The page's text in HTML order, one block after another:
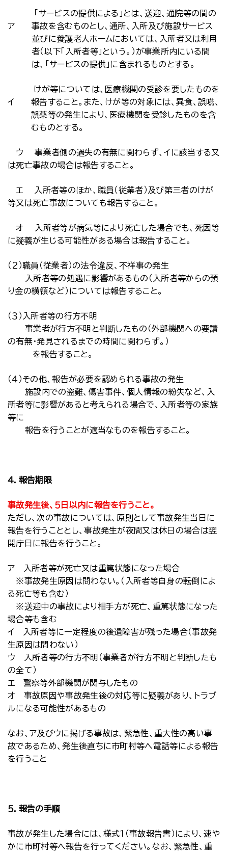
ア
「サービスの提供による」とは、送迎、通院等の間の
事故を含むものとし、通所、入所及び施設サービス
並びに養護老人ホームにおいては、入所者又は利用
者（以下「入所者等」という。）が事業所内にいる間
は、「サービスの提供」に含まれるものとする。
イ
けが等については、医療機関の受診を要したものを
報告すること。また、けが等の対象には、異食、誤嚥、
誤薬等の発生により、医療機関を受診したものを含
むものとする。
ウ 事業者側の過失の有無に関わらず、イに該当する又
は死亡事故の場合は報告すること。
エ 入所者等のほか、職員（従業者）及び第三者のけが
等又は死亡事故についても報告すること。
オ 入所者等が病気等により死亡した場合でも、死因等
に疑義が生じる可能性がある場合は報告すること。
（２）職員（従業者）の法令違反、不祥事の発生
入所者等の処遇に影響があるもの（入所者等からの預
り金の横領など）については報告すること。
（３）入所者等の行方不明
事業者が行方不明と判断したもの（外部機関への要請
の有無・発見されるまでの時間に関わらず。）
を報告すること。
（４）その他、報告が必要を認められる事故の発生
施設内での盗難、傷害事件、個人情報の紛失など、入
所者等に影響があると考えられる場合で、入所者等の家族
等に
報告を行うことが適当なものを報告すること。
４．報告期限
事故発生後、５日以内に報告を行うこと。
ただし、次の事故については、原則として事故発生当日に
報告を行うこととし、事故発生が夜間又は休日の場合は翌
開庁日に報告を行うこと。
ア 入所者等が死亡又は重篤状態になった場合
※事故発生原因は問わない。（入所者等自身の転倒によ
る死亡等も含む）
※送迎中の事故により相手方が死亡、重篤状態になった
場合等も含む
イ 入所者等に一定程度の後遺障害が残った場合（事故発
生原因は問わない）
ウ 入所者等の行方不明（事業者が行方不明と判断したも
の全て）
エ 警察等外部機関が関与したもの
オ 事故原因や事故発生後の対応等に疑義があり、トラブ
ルになる可能性があるもの
なお、ア及びウに掲げる事故は、緊急性、重大性の高い事
故であるため、発生後直ちに市町村等へ電話等による報告
を行うこと
５．報告の手順
事故が発生した場合には、様式１（事故報告書）により、速や
かに市町村等へ報告を行ってください。なお、緊急性、重